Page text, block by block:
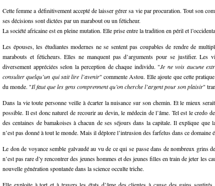
Cette femme a définitivement accepté de laisser gérer sa vie par procuration. Tout son
ses décisions sont dictées par un marabout ou un féticheur.
La société africaine est en pleine mutation. Elle prise entre la tradition en péril et
Les épouses, les étudiantes modernes ne se sentent pas coupables de rendre de
marabouts et féticheurs. Elles ne manquent pas d’arguments pour se justifier. Les
diversement appréciées selon la perception de chaque individu. "Je ne vois aucune
consulter quelqu’un qui sait lire l’avenir" commente Astou. Elle ajoute que cette
du monde. "Il faut que les gens comprennent qu’on cherche l’argent pour son plaisir"
Dans la vie toute personne veille à écarter la nuisance sur son chemin. Et le mieux
possible. Il est donc naturel de recourir au devin, le médecin de l’âme. Tel est le credo
des centaines de bamakoises à chacun de ses séjours dans la capitale. Il explique que
n’est pas donné à tout le monde. Mais il déplore l’intrusion des farfelus dans ce domaine
Le don de voyance semble galvaudé au vu de ce qui se passe dans de nombreux grins
n’est pas rare d’y rencontrer des jeunes hommes et des jeunes filles en train de jeter les
nouvelle génération spontanée dans la science occulte triche.